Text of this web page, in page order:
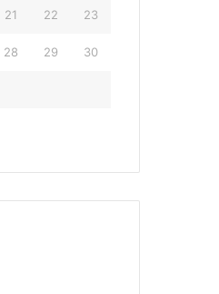
21 22 23
28 29 30